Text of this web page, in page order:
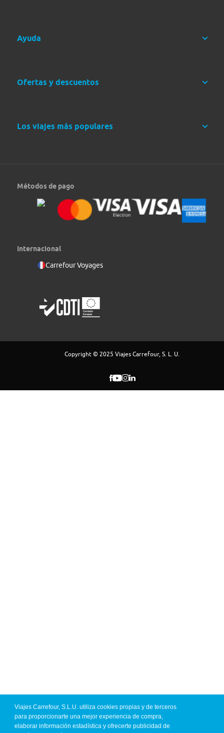
Ayuda
Ofertas y descuentos
Los viajes más populares
Métodos de pago
Internacional
Carrefour Voyages
Copyright © 2025 Viajes Carrefour, S. L. U.
Viajes Carrefour, S.L.U. utiliza cookies propias y de terceros
para proporcionarte una mejor experiencia de compra,
elaborar información estadística y ofrecerte publicidad de